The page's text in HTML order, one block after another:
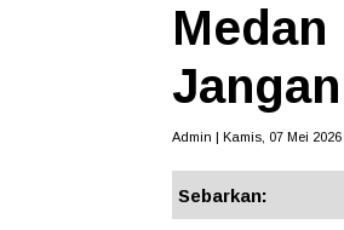
Admin | Kamis, 07 Mei 2026
Sebarkan: